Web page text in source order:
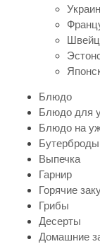
Блюдо
Блюдо для
Блюдо на
Бутерброды
Выпечка
Гарнир
Горячие
Грибы
Десерты
Домашние